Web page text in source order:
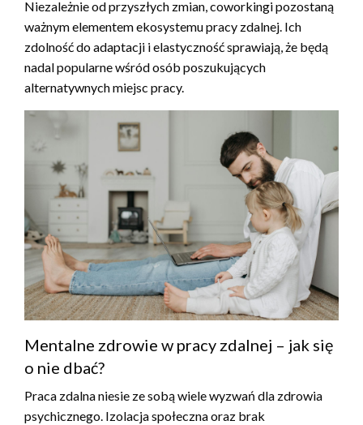
Niezależnie od przyszłych zmian, coworkingi pozostaną
ważnym elementem ekosystemu pracy zdalnej. Ich
zdolność do adaptacji i elastyczność sprawiają, że będą
nadal popularne wśród osób poszukujących
alternatywnych miejsc pracy.
Mentalne zdrowie w pracy zdalnej – jak się
o nie dbać?
Praca zdalna niesie ze sobą wiele wyzwań dla zdrowia
psychicznego. Izolacja społeczna oraz brak